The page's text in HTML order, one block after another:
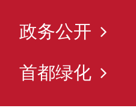
政务公开
首都绿化